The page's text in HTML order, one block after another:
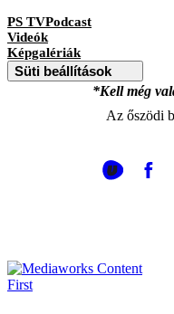
PS TVPodcast
Videók
Képgalériák
Süti beállítások
*Kell még
Az őszödi